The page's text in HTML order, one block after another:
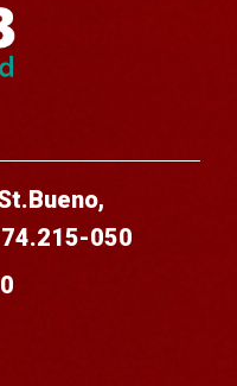
74.215-050